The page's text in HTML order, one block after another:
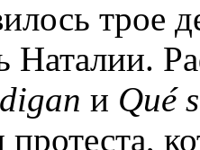
трое
Наталии.
digan и Qué
протеста,